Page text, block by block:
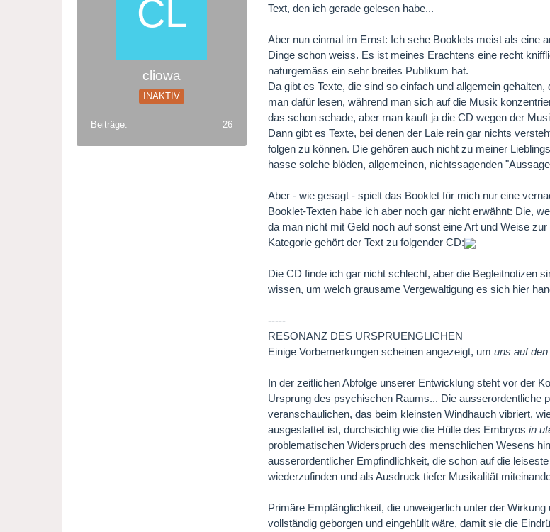
cliowa
INAKTIV
Beiträge 26
Text, den ich gerade gelesen habe...
Aber nun einmal im Ernst: Ich sehe Booklets meist als eine
Dinge schon weiss. Es ist meines Erachtens eine recht
naturgemäss ein sehr breites Publikum hat.
Da gibt es Texte, die sind so einfach und allgemein
man dafür lesen, während man sich auf die Musik
das schon schade, aber man kauft ja die CD wegen der
Dann gibt es Texte, bei denen der Laie rein gar nichts
folgen zu können. Die gehören auch nicht zu meiner
hasse solche blöden, allgemeinen, nichtssagenden
Aber - wie gesagt - spielt das Booklet für mich nur eine
Booklet-Texten habe ich aber noch gar nicht erwähnt: Die,
da man nicht mit Geld noch auf sonst eine Art und Weise
Kategorie gehört der Text zu folgender CD:
Die CD finde ich gar nicht schlecht, aber die Begleitnotizen
wissen, um welch grausame Vergewaltigung es sich hier
-----
RESONANZ DES URSPRUENGLICHEN
Einige Vorbemerkungen scheinen angezeigt, umuns auf
In der zeitlichen Abfolge unserer Entwicklung steht vor der
Ursprung des psychischen Raums... Die ausserordentliche
veranschaulichen, das beim kleinsten Windhauch vibriert,
ausgestattet ist, durchsichtig wie die Hülle des Embryosin
problematischen Widerspruch des menschlichen Wesens
ausserordentlicher Empfindlichkeit, die schon auf die
wiederzufinden und als Ausdruck tiefer Musikalität
Primäre Empfänglichkeit, die unweigerlich unter der
vollständig geborgen und eingehüllt wäre, damit sie die